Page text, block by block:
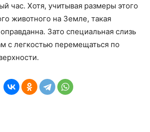
час. Хотя, учитывая размеры этого
животного на Земле, такая
Зато специальная слизь
с легкостью перемещаться по